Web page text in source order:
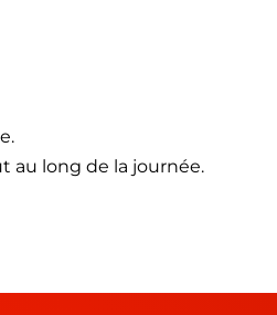
au long de la journée.